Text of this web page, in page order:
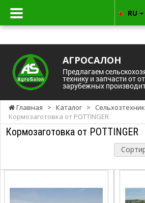
АГРОСАЛОН
Предлагаем
технику и запчасти от
зарубежных
RU
Главная > Каталог >
Кормозаготовка от POTTINGER
Кормозаготовка от POTTINGER